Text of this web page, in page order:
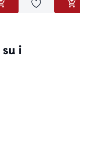
DODAJ U KORPU
Dodaj u
i